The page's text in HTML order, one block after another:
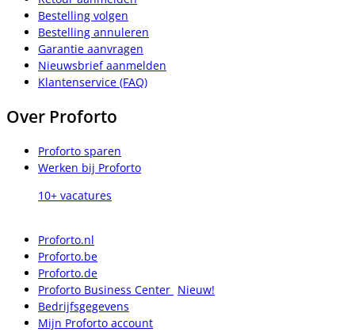
Bestelling volgen
Bestelling annuleren
Garantie aanvragen
Nieuwsbrief aanmelden
Klantenservice (FAQ)
Over Proforto
Proforto sparen
Werken bij Proforto
10+ vacatures
Proforto.nl
Proforto.be
Proforto.de
Proforto Business Center Nieuw!
Bedrijfsgegevens
Mijn Proforto account